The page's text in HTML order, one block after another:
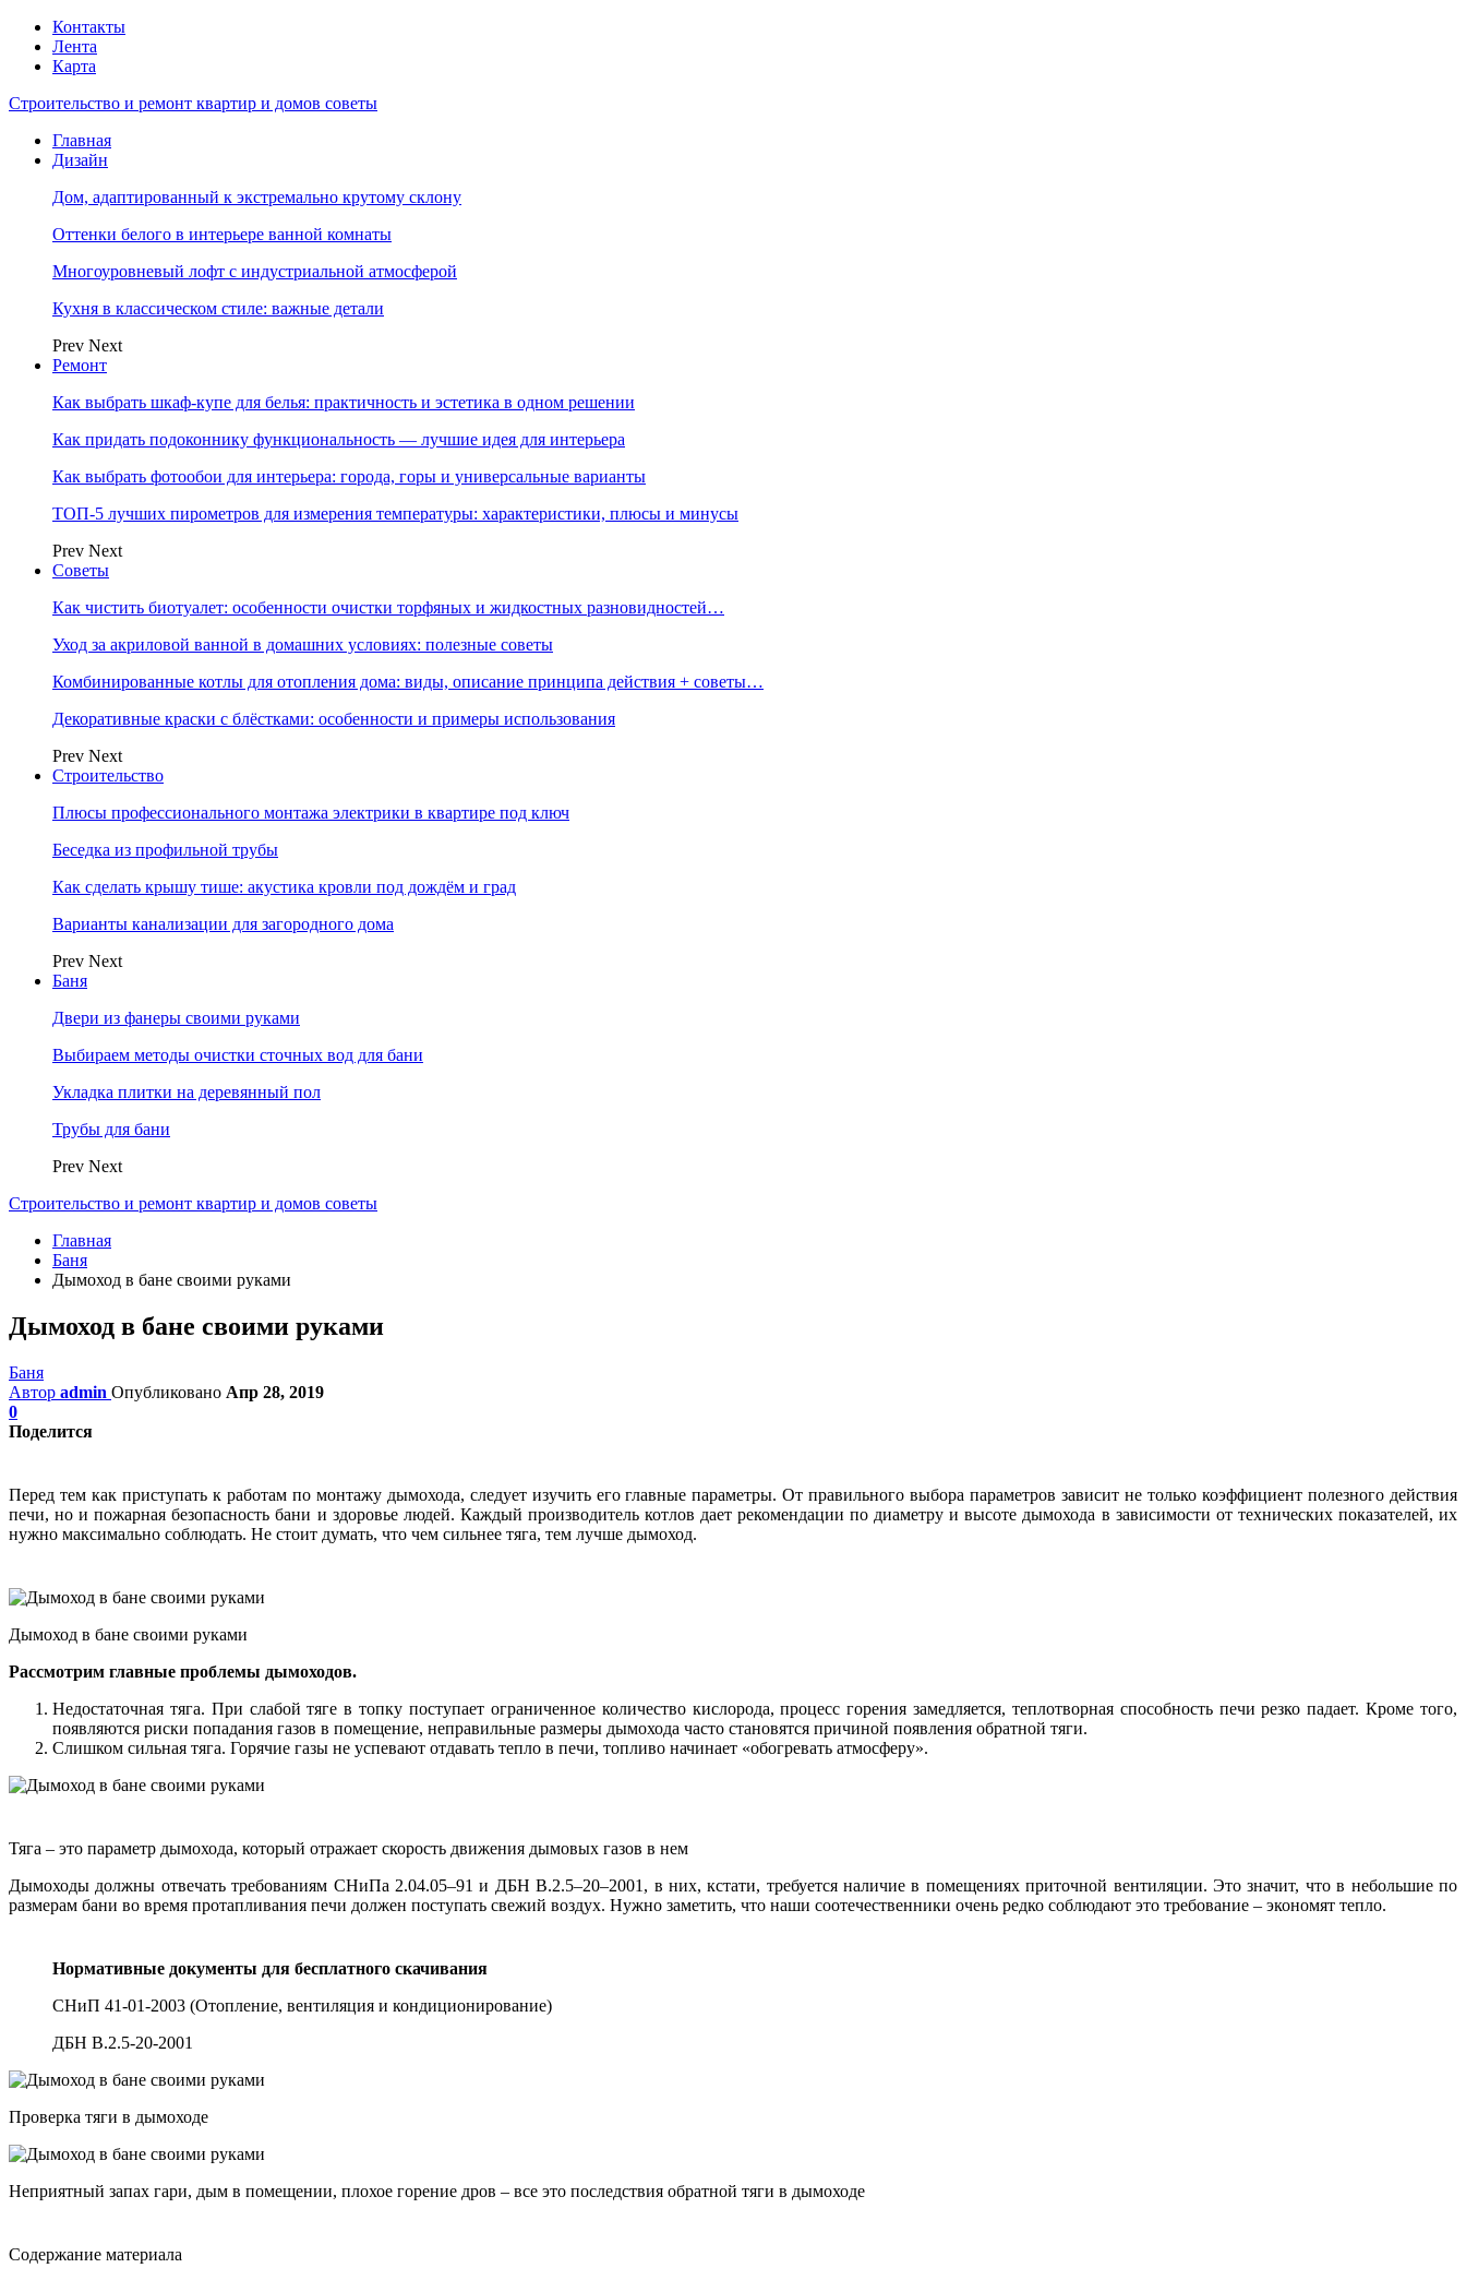
Контакты
Лента
Карта
Строительство и ремонт квартир и домов советы
Главная
Дизайн
Дом, адаптированный к экстремально крутому склону
Оттенки белого в интерьере ванной комнаты
Многоуровневый лофт с индустриальной атмосферой
Кухня в классическом стиле: важные детали
Prev Next
Ремонт
Как выбрать шкаф-купе для белья: практичность и эстетика в одном решении
Как придать подоконнику функциональность — лучшие идея для интерьера
Как выбрать фотообои для интерьера: города, горы и универсальные варианты
ТОП-5 лучших пирометров для измерения температуры: характеристики, плюсы и минусы
Prev Next
Советы
Как чистить биотуалет: особенности очистки торфяных и жидкостных разновидностей…
Уход за акриловой ванной в домашних условиях: полезные советы
Комбинированные котлы для отопления дома: виды, описание принципа действия + советы…
Декоративные краски с блёстками: особенности и примеры использования
Prev Next
Строительство
Плюсы профессионального монтажа электрики в квартире под ключ
Беседка из профильной трубы
Как сделать крышу тише: акустика кровли под дождём и град
Варианты канализации для загородного дома
Prev Next
Баня
Двери из фанеры своими руками
Выбираем методы очистки сточных вод для бани
Укладка плитки на деревянный пол
Трубы для бани
Prev Next
Строительство и ремонт квартир и домов советы
Главная
Баня
Дымоход в бане своими руками
Дымоход в бане своими руками
Баня
Автор admin Опубликовано Апр 28, 2019
0
Поделится
Перед тем как приступать к работам по монтажу дымохода, следует изучить его главные параметры. От правильного выбора параметров зависит не только коэффициент полезного действия
печи, но и пожарная безопасность бани и здоровье людей. Каждый производитель котлов дает рекомендации по диаметру и высоте дымохода в зависимости от технических показателей, их
нужно максимально соблюдать. Не стоит думать, что чем сильнее тяга, тем лучше дымоход.
Дымоход в бане своими руками
Рассмотрим главные проблемы дымоходов.
Недостаточная тяга. При слабой тяге в топку поступает ограниченное количество кислорода, процесс горения замедляется, теплотворная способность печи резко падает. Кроме того,
появляются риски попадания газов в помещение, неправильные размеры дымохода часто становятся причиной появления обратной тяги.
Слишком сильная тяга. Горячие газы не успевают отдавать тепло в печи, топливо начинает «обогревать атмосферу».
Тяга – это параметр дымохода, который отражает скорость движения дымовых газов в нем
Дымоходы должны отвечать требованиям СНиПа 2.04.05–91 и ДБН В.2.5–20–2001, в них, кстати, требуется наличие в помещениях приточной вентиляции. Это значит, что в небольшие по
размерам бани во время протапливания печи должен поступать свежий воздух. Нужно заметить, что наши соотечественники очень редко соблюдают это требование – экономят тепло.
Нормативные документы для бесплатного скачивания
СНиП 41-01-2003 (Отопление, вентиляция и кондиционирование)
ДБН В.2.5-20-2001
Проверка тяги в дымоходе
Неприятный запах гари, дым в помещении, плохое горение дров – все это последствия обратной тяги в дымоходе
Содержание материала